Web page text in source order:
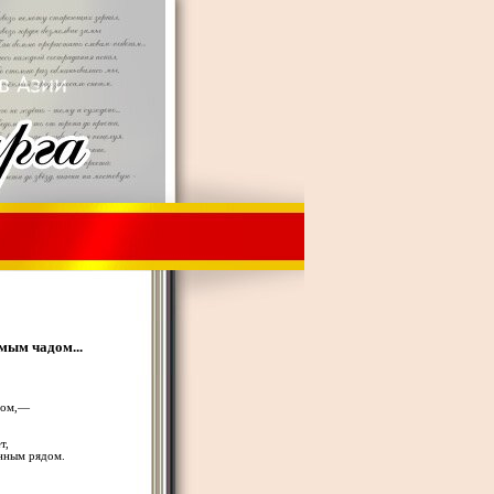
чадом...
рядом.